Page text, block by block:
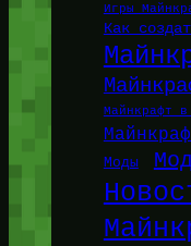
Игры
Как
Майнкрафт в
Моды